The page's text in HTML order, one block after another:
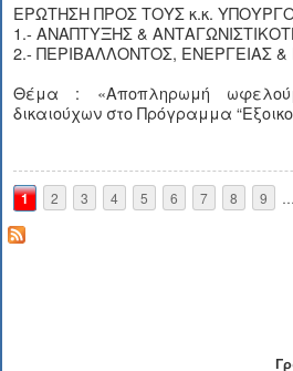
ΕΡΩΤΗΣΗ ΠΡΟΣ ΤΟΥΣ κ.κ.
1.- ΑΝΑΠΤΥΞΗΣ &
2.- ΠΕΡΙΒΑΛΛΟΝΤΟΣ, ΕΝΕΡΓΕΙΑΣ
Θέμα : «Αποπληρωμή
δικαιούχων στο Πρόγραμμα
Σελίδες
1 2 3 4 5 6 7 8 9 …